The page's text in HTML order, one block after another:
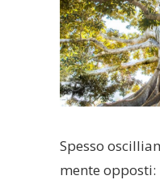
Spesso
mente opposti: